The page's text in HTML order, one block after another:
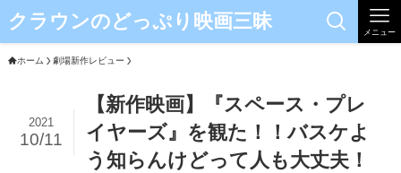
クラウンのどっぷり映画三昧 メニュー
ホーム 劇場新作レビュー
【新作映画】『スペース・プレ
イヤーズ』を観た！！バスケよ
う知らんけどって人も大丈夫！
2021
10/11